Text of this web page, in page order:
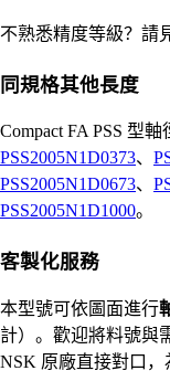
不熟悉精度等級？請
同規格其他長度
Compact FA PSS 型
PSS2005N1D0373、
PSS2005N1D0673、
PSS2005N1D1000。
客製化服務
本型號可依圖面進行
計）。歡迎將料號與
NSK 原廠直接對口，